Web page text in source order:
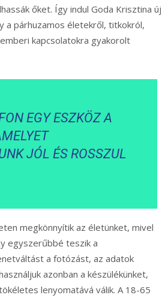
őket. Így indul Goda Krisztina új
a párhuzamos életekről, titkokról,
kapcsolatokra gyakorolt
EGY ESZKÖZ A
JÓL ÉS ROSSZUL
megkönnyítik az életünket, mivel
egyszerűbbé teszik a
a fotózást, az adatok
azonban a készülékünket,
lenyomatává válik. A 18-65